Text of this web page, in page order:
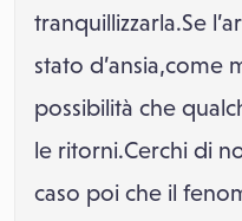
tranquillizzarla.Se
stato d’ansia,come
possibilità che
le ritorni.Cerchi di
caso poi che il